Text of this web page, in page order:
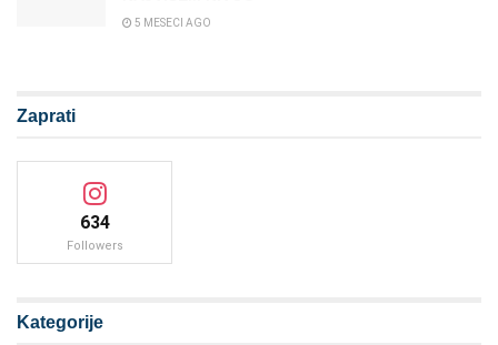
5 MESECI AGO
Zaprati
634
Followers
Kategorije